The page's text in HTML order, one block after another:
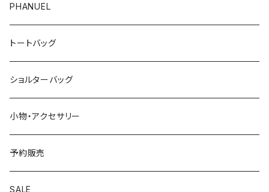
PHANUEL
トートバッグ
ショルターバッグ
小物・アクセサリー
予約販売
SALE